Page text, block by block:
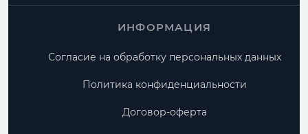
ИНФОРМАЦИЯ
Согласие на обработку персональных данных
Политика конфиденциальности
Договор-оферта